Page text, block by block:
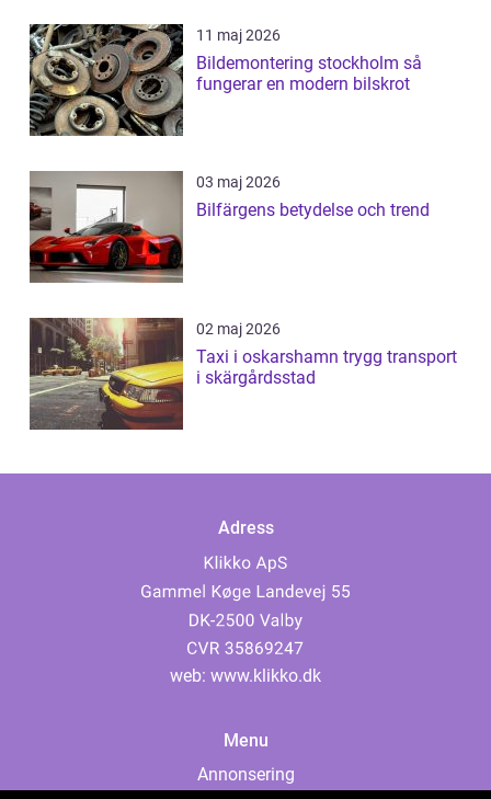
11 maj 2026
Bildemontering stockholm så
fungerar en modern bilskrot
03 maj 2026
Bilfärgens betydelse och trend
02 maj 2026
Taxi i oskarshamn trygg transport
i skärgårdsstad
Adress
web: www.klikko.dk
Menu
Annonsering